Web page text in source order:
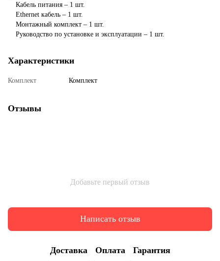
Кабель питания – 1 шт.
Ethernet кабель – 1 шт.
Монтажный комплект – 1 шт.
Руководство по установке и эксплуатации – 1 шт.
Характеристики
Комплект Комплект
Отзывы
Добавьте первый отзыв
Написать отзыв
Доставка Оплата Гарантия